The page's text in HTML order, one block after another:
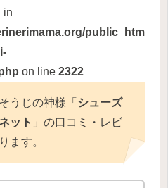
in
public_htm
on line 2322
うじの神様「 シューズ
ット 」の口コミ・レビ
ます。